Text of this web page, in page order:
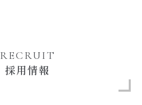
RECRUIT
採用情報